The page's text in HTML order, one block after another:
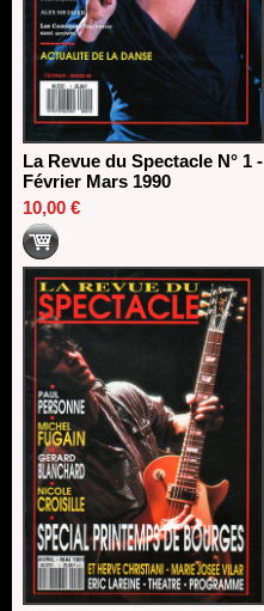
La Revue du Spectacle N° 1 -
Février Mars 1990
10,00 €